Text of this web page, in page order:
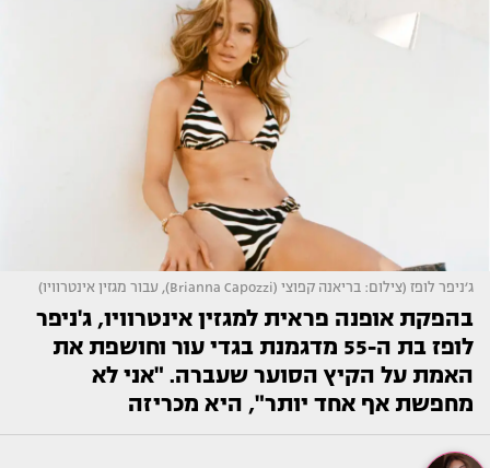
ג׳ניפר לופז (צילום: בריאנה קפוצי (Brianna Capozzi), עבור מגזין אינטרוויו)
בהפקת אופנה פראית למגזין אינטרוויו, ג'ניפר
לופז בת ה-55 מדגמנת בגדי עור וחושפת את
האמת על הקיץ הסוער שעברה. "אני לא
מחפשת אף אחד יותר", היא מכריזה